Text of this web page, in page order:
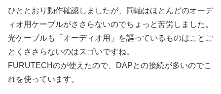
ひととおり動作確認しましたが、同軸はほとんどのオーデ
ィオ用ケーブルがささらないのでちょっと苦労しました。
光ケーブルも「オーディオ用」を謳っているものはことご
とくささらないのはスゴいですね。
FURUTECHのが使えたので、DAPとの接続が多いのでこ
れを使っています。